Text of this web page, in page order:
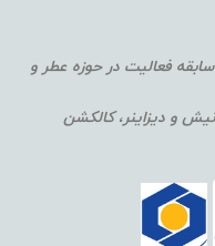
گالری با بیش از 20 سال سابقه فعالیت در حوزه عطر و
و دیزاینر، کالکشن